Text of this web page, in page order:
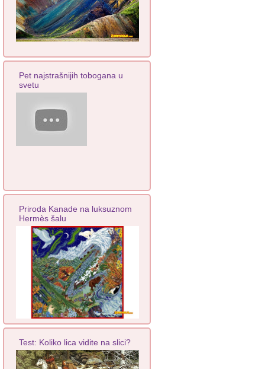
Pet najstrašnijih tobogana u
svetu
Priroda Kanade na luksuznom
Hermès šalu
Test: Koliko lica vidite na slici?